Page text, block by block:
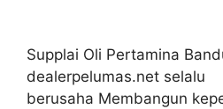
Supplai Oli Pertamina
dealerpelumas.net selalu
berusaha Membangun